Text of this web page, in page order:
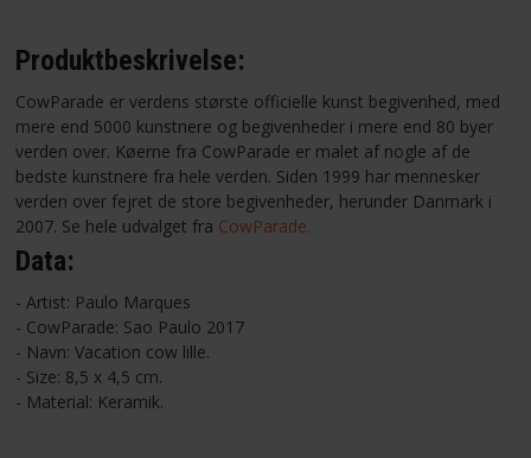
Produktbeskrivelse:
CowParade er verdens største officielle kunst begivenhed, med
mere end 5000 kunstnere og begivenheder i mere end 80 byer
verden over. Køerne fra CowParade er malet af nogle af de
bedste kunstnere fra hele verden. Siden 1999 har mennesker
verden over fejret de store begivenheder, herunder Danmark i
2007. Se hele udvalget fra CowParade.
Data:
- Artist: Paulo Marques
- CowParade: Sao Paulo 2017
- Navn: Vacation cow lille.
- Size: 8,5 x 4,5 cm.
- Material: Keramik.